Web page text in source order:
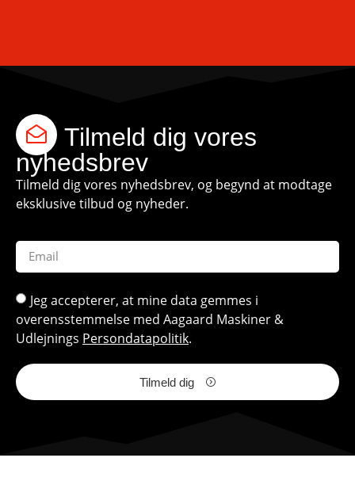
Tilmeld dig vores
nyhedsbrev
Tilmeld dig vores nyhedsbrev, og begynd at modtage
eksklusive tilbud og nyheder.
Jeg accepterer, at mine data gemmes i
overensstemmelse med Aagaard Maskiner &
Udlejnings Persondatapolitik.
Tilmeld dig